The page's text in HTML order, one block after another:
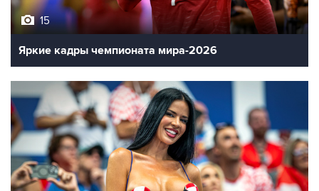
15
Яркие кадры чемпионата мира-2026